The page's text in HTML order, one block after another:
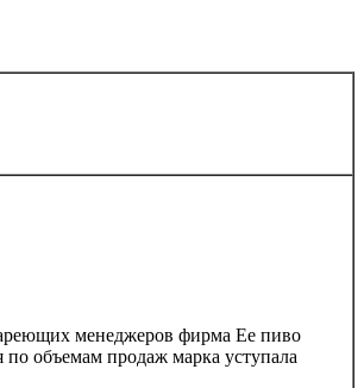
менеджеров фирма Ее пиво
объемам продаж марка уступала